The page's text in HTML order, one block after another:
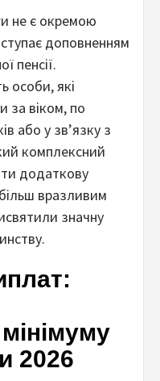
не є окремою
доповненням
пенсії.
особи, які
за віком, по
або у зв’язку з
комплексний
додаткову
вразливим
значну
2026